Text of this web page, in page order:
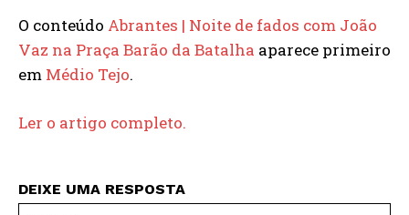
O conteúdo Abrantes | Noite de fados com João
Vaz na Praça Barão da Batalha aparece primeiro
em Médio Tejo.
Ler o artigo completo.
DEIXE UMA RESPOSTA